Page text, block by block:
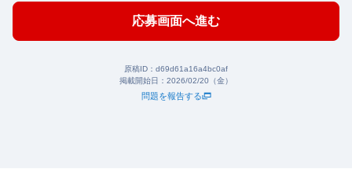
応募画面へ進む
原稿ID： d69d61a16a4bc0af
掲載開始日： 2026/02/20（金）
問題を報告する